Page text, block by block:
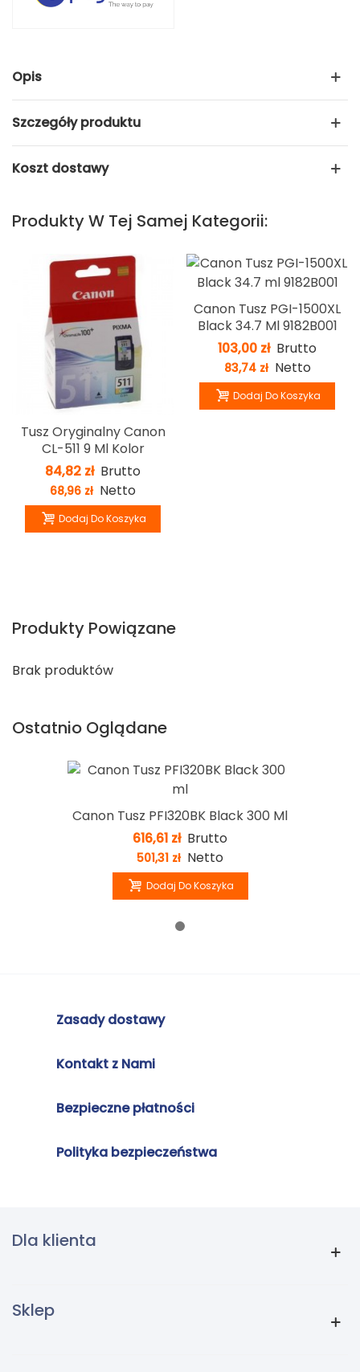
Opis
Szczegóły produktu
Koszt dostawy
Produkty W Tej Samej Kategorii:
Tusz Oryginalny Canon
CL-511 9 Ml Kolor
84,82 zł Brutto
68,96 zł Netto
Dodaj Do Koszyka
Canon Tusz PGI-1500XL
Black 34.7 Ml 9182B001
103,00 zł Brutto
83,74 zł Netto
Dodaj Do Koszyka
Produkty Powiązane
Brak produktów
Ostatnio Oglądane
Canon Tusz PFI320BK Black 300 Ml
616,61 zł Brutto
501,31 zł Netto
Dodaj Do Koszyka
Zasady dostawy
Kontakt z Nami
Bezpieczne płatności
Polityka bezpieczeństwa
Dla klienta
Sklep